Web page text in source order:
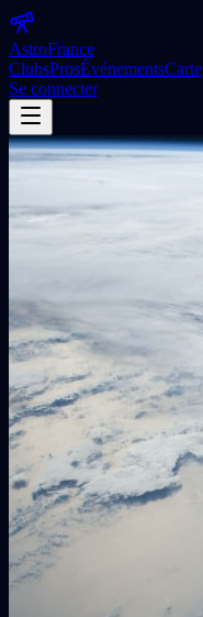
AstroFrance
ClubsProsÉvénementsCarte
Se connecter